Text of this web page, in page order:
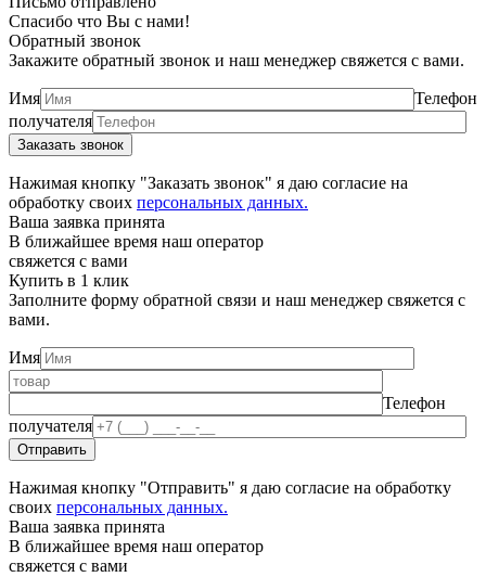
Спасибо что Вы с нами!
Обратный звонок
Закажите обратный звонок и наш менеджер свяжется с вами.
Имя
Телефон
получателя
Нажимая кнопку "Заказать звонок" я даю согласие на
обработку своих персональных данных.
Ваша заявка принята
В ближайшее время наш оператор
свяжется с вами
Купить в 1 клик
Заполните форму обратной связи и наш менеджер свяжется с
вами.
Имя
Телефон
получателя
Нажимая кнопку "Отправить" я даю согласие на обработку
своих персональных данных.
Ваша заявка принята
В ближайшее время наш оператор
свяжется с вами